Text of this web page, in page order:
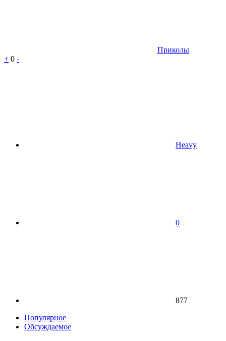
Приколы
+ 0 -
Heavy
0
877
Популярное
Обсуждаемое